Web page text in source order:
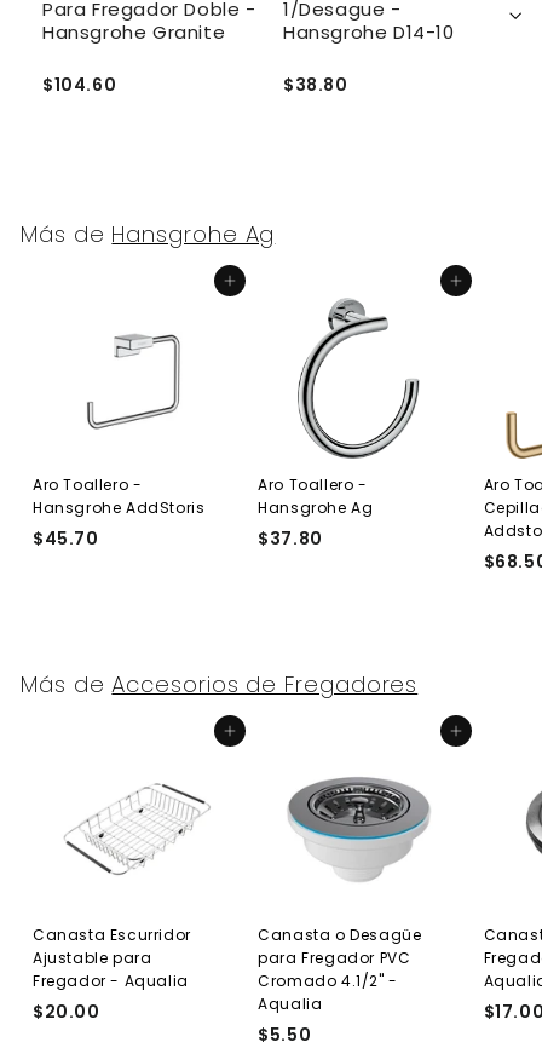
Para Fregador Doble -
Hansgrohe Granite
$104.60
1/Desague -
Hansgrohe D14-10
$38.80
Más de Hansgrohe Ag
Agregar al carrito
Aro Toallero -
Hansgrohe AddStoris
$45.70
Agregar al carrito
Aro Toallero -
Hansgrohe Ag
$37.80
Aro
Más deAccesorios de Fregadores
Agregar al carrito
Canasta Escurridor
Ajustable para
Fregador - Aqualia
$20.00
Agregar al carrito
Canasta o Desagüe
para Fregador PVC
Cromado 4.1/2" -
Aqualia
$5.50